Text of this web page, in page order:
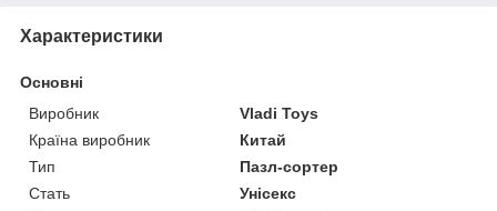
Характеристики
Основні
Виробник
Vladi Toys
Країна виробник
Китай
Тип
Пазл-сортер
Стать
Унісекс